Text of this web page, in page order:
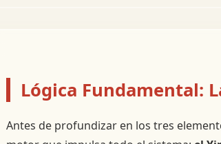
Lógica Fundamental:
Antes de profundizar en los tres